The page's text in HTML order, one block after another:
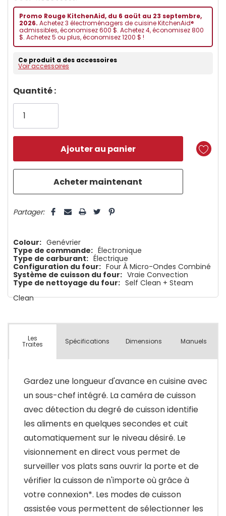
Promo Rouge KitchenAid, du 6 aoüt au 23 septembre,
2026. Achetez 3 électroménagers de cuisine KitchenAid®
admissibles, économisez 600 $. Achetez 4, économisez 800
$. Achetez 5 ou plus, économisez 1200 $ !
Ce produit a des accessoires
Voir accessoires
Dépêchez-
vous!
plus
Quantité :
Partager:
Colour: Genévrier
Type de commande: Électronique
Type de carburant: Électrique
Configuration du four: Four À Micro-Ondes Combiné
Système de cuisson du four: Vraie Convection
Type de nettoyage du four: Self Clean + Steam
Clean
Les
Traites Spécifications Dimensions Manuels
Gardez une longueur d'avance en cuisine avec
un sous-chef intégré. La caméra de cuisson
avec détection du degré de cuisson identifie
les aliments en quelques secondes et cuit
automatiquement sur le niveau désiré. Le
visionnement en direct vous permet de
surveiller vos plats sans ouvrir la porte et de
vérifier la cuisson de n'importe où grâce à
votre connexion*. Les modes de cuisson
assistée vous permettent de sélectionner les